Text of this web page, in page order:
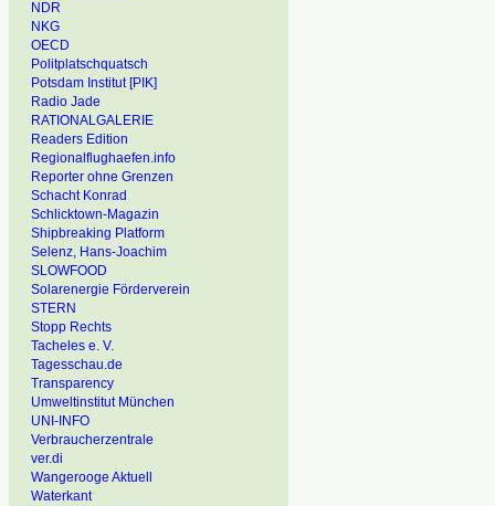
NDR
NKG
OECD
Politplatschquatsch
Potsdam Institut [PIK]
Radio Jade
RATIONALGALERIE
Readers Edition
Regionalflughaefen.info
Reporter ohne Grenzen
Schacht Konrad
Schlicktown-Magazin
Shipbreaking Platform
Selenz, Hans-Joachim
SLOWFOOD
Solarenergie Förderverein
STERN
Stopp Rechts
Tacheles e. V.
Tagesschau.de
Transparency
Umweltinstitut München
UNI-INFO
Verbraucherzentrale
ver.di
Wangerooge Aktuell
Waterkant